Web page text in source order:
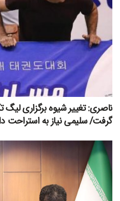
ناصری: تغییر شیوه برگزاری
گرفت/ سلیمی نیاز به استراحت